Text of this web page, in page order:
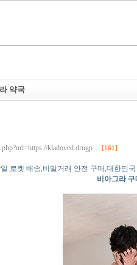
약국
kladoved.drugp… [161]
로켓 배송,비밀거래 안전 구매,대한민
비아그라